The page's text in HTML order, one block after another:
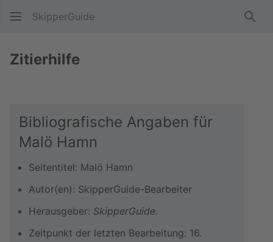
SkipperGuide
Zitierhilfe
Bibliografische Angaben für
Malö Hamn
Seitentitel: Malö Hamn
Autor(en): SkipperGuide-Bearbeiter
Herausgeber: SkipperGuide.
Zeitpunkt der letzten Bearbeitung: 16.